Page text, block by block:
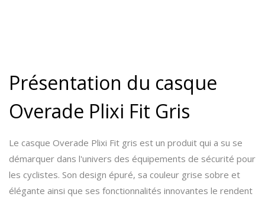
Présentation du casque
Overade Plixi Fit Gris
Le casque Overade Plixi Fit gris est un produit qui a su se
démarquer dans l'univers des équipements de sécurité pour
les cyclistes. Son design épuré, sa couleur grise sobre et
élégante ainsi que ses fonctionnalités innovantes le rendent